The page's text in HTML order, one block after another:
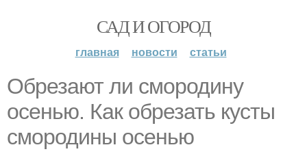
САД И ОГОРОД
главная новости статьи
Обрезают ли смородину
осенью. Как обрезать кусты
смородины осенью